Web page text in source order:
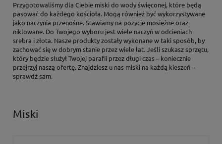
Przygotowaliśmy dla Ciebie miski do wody święconej, które będą
pasować do każdego kościoła. Mogą również być wykorzystywane
jako naczynia przenośne. Stawiamy na pozycje mosiężne oraz
niklowane. Do Twojego wyboru jest wiele naczyń w odcieniach
srebra i złota. Nasze produkty zostały wykonane w taki sposób, by
zachować się w dobrym stanie przez wiele lat. Jeśli szukasz sprzętu,
który będzie służył Twojej parafii przez długi czas – koniecznie
przejrzyj naszą ofertę. Znajdziesz u nas miski na każdą kieszeń –
sprawdź sam.
Miski